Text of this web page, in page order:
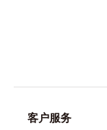
客户服务